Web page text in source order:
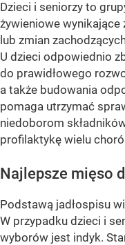
Dzieci i seniorzy to
żywieniowe
lub zmian
U dzieci odpowiednio
do prawidłowego
a także budowania
pomaga utrzymać
niedoborom
profilaktykę wielu
Najlepsze mięso
Podstawą jadłospisu
W przypadku dzieci i
wyborów jest indyk.